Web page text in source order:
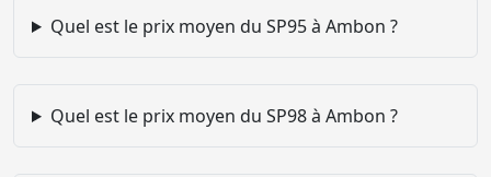
Quel est le prix moyen du SP95 à Ambon ?
Quel est le prix moyen du SP98 à Ambon ?